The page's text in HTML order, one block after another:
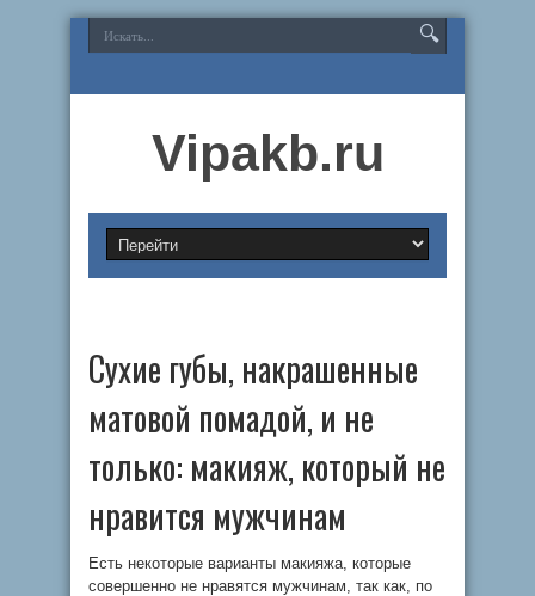
Vipakb.ru
Сухие губы, накрашенные
матовой помадой, и не
только: макияж, который не
нравится мужчинам
Есть некоторые варианты макияжа, которые
совершенно не нравятся мужчинам, так как, по